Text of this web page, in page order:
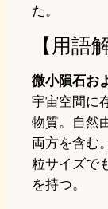
た。
【用語
微小隕石お
宇宙空間に
物質。自然
両方を含む
粒サイズで
を持つ。